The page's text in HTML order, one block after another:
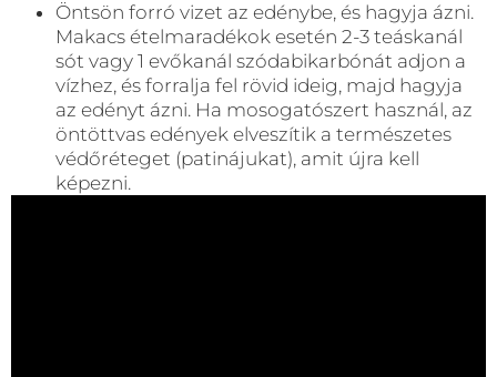
Öntsön forró vizet az edénybe, és hagyja ázni.
Makacs ételmaradékok esetén 2-3 teáskanál
sót vagy 1 evőkanál szódabikarbónát adjon a
vízhez, és forralja fel rövid ideig, majd hagyja
az edényt ázni. Ha mosogatószert használ, az
öntöttvas edények elveszítik a természetes
védőréteget (patinájukat), amit újra kell
képezni.